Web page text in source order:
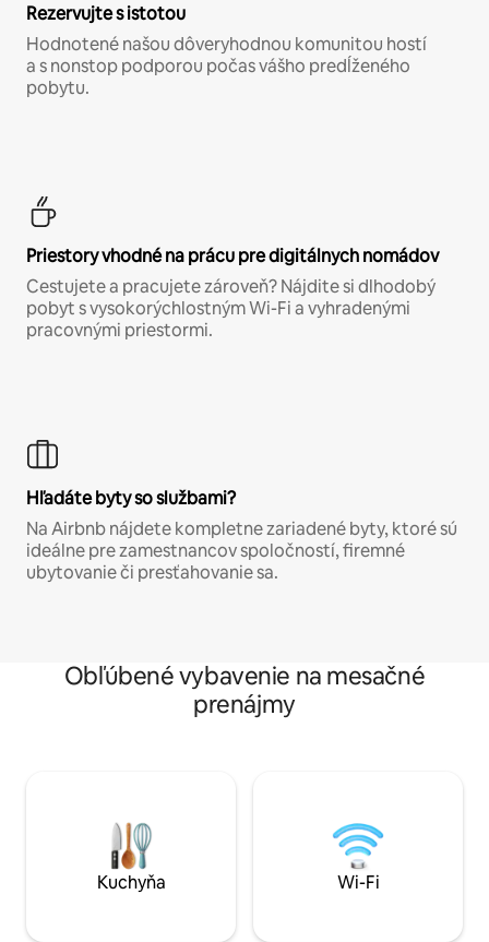
Rezervujte s istotou
Hodnotené našou dôveryhodnou komunitou hostí
a s nonstop podporou počas vášho predĺženého
pobytu.
Priestory vhodné na prácu pre digitálnych nomádov
Cestujete a pracujete zároveň? Nájdite si dlhodobý
pobyt s vysokorýchlostným Wi-Fi a vyhradenými
pracovnými priestormi.
Hľadáte byty so službami?
Na Airbnb nájdete kompletne zariadené byty, ktoré sú
ideálne pre zamestnancov spoločností, firemné
ubytovanie či presťahovanie sa.
Obľúbené vybavenie na mesačné
prenájmy
Kuchyňa Wi-Fi